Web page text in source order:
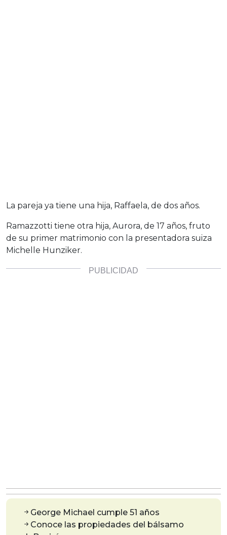
La pareja ya tiene una hija, Raffaela, de dos años.
Ramazzotti tiene otra hija, Aurora, de 17 años, fruto
de su primer matrimonio con la presentadora suiza
Michelle Hunziker.
George Michael cumple 51 años
Conoce las propiedades del bálsamo